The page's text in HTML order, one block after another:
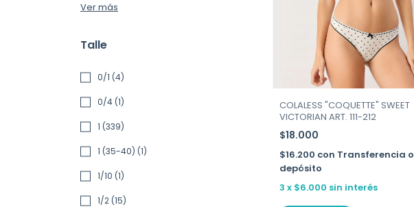
Ver más
Talle
0/1 (4)
0/4 (1)
1 (339)
1 (35-40) (1)
1/10 (1)
1/2 (15)
COLALESS "COQUETTE" SWEET
VICTORIAN ART. 111-212
$18.000
$16.200 con Transferencia o
depósito
3 x $6.000 sin interés